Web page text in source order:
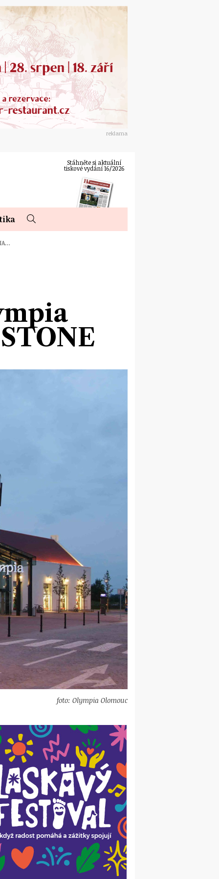
reklama
Stáhněte si aktuální
tiskové vydání 16/2026
foto: Olympia Olomouc